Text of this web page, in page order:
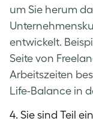
um Sie herum
entwickelt.
Seite von
Arbeitszeiten
Life-Balance in
4. Sie sind Teil